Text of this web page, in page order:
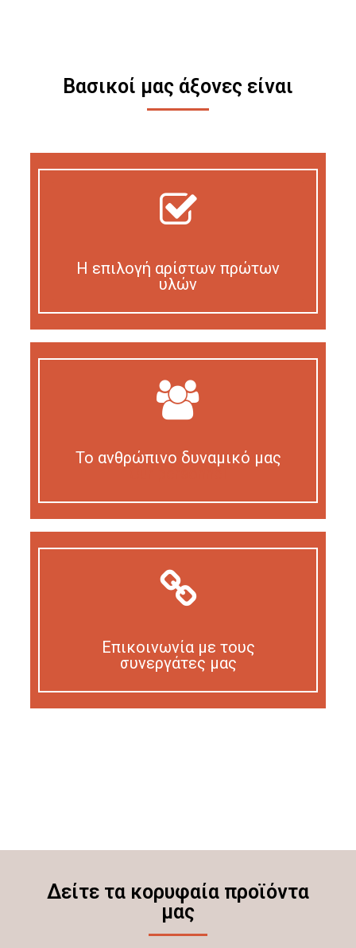
Βασικοί μας άξονες είναι
Η επιλογή αρίστων πρώτων
υλών
Το ανθρώπινο δυναμικό μας
Επικοινωνία με τους
συνεργάτες μας
Δείτε τα κορυφαία προϊόντα
μας